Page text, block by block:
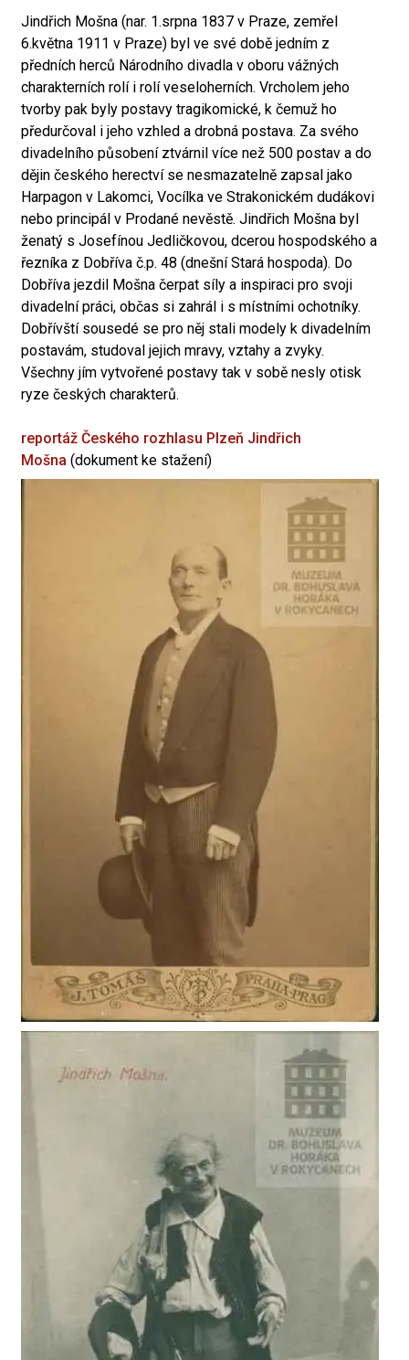
Jindřich Mošna (nar. 1.srpna 1837 v Praze, zemřel
6.května 1911 v Praze) byl ve své době jedním z
předních herců Národního divadla v oboru vážných
charakterních rolí i rolí veseloherních. Vrcholem jeho
tvorby pak byly postavy tragikomické, k čemuž ho
předurčoval i jeho vzhled a drobná postava. Za svého
divadelního působení ztvárnil více než 500 postav a do
dějin českého herectví se nesmazatelně zapsal jako
Harpagon v Lakomci, Vocílka ve Strakonickém dudákovi
nebo principál v Prodané nevěstě. Jindřich Mošna byl
ženatý s Josefínou Jedličkovou, dcerou hospodského a
řezníka z Dobříva č.p. 48 (dnešní Stará hospoda). Do
Dobříva jezdil Mošna čerpat síly a inspiraci pro svoji
divadelní práci, občas si zahrál i s místními ochotníky.
Dobřívští sousedé se pro něj stali modely k divadelním
postavám, studoval jejich mravy, vztahy a zvyky.
Všechny jím vytvořené postavy tak v sobě nesly otisk
ryze českých charakterů.
reportáž Českého rozhlasu Plzeň Jindřich
Mošna (dokument ke stažení)